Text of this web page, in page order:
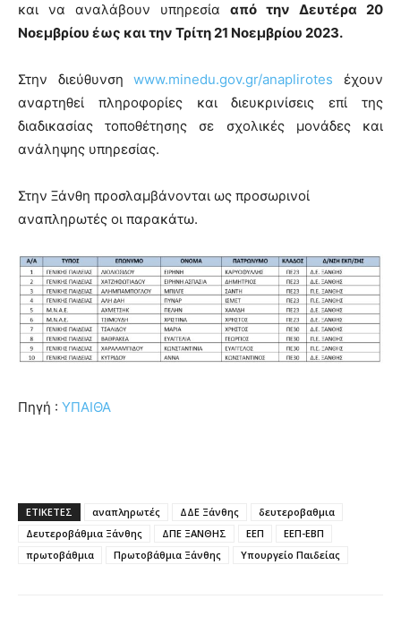
και να αναλάβουν υπηρεσία από την Δευτέρα 20
Νοεμβρίου έως και την Τρίτη 21 Νοεμβρίου 2023.
Στην διεύθυνσηwww.minedu.gov.gr/anaplirotes έχουν
αναρτηθεί πληροφορίες και διευκρινίσεις επί της
διαδικασίας τοποθέτησης σε σχολικές μονάδες και
ανάληψης υπηρεσίας.
Στην Ξάνθη προσλαμβάνονται ως προσωρινοί
αναπληρωτές οι παρακάτω.
Πηγή : ΥΠΑΙΘΑ
ΕΤΙΚΕΤΕΣ αναπληρωτές ΔΔΕ Ξάνθης
δευτεροβαθμια
Δευτεροβάθμια Ξάνθης
ΔΠΕ ΞΑΝΘΗΣ ΕΕΠ
ΕΕΠ-ΕΒΠ
πρωτοβάθμια
Πρωτοβάθμια Ξάνθης Υπουργείο Παιδείας